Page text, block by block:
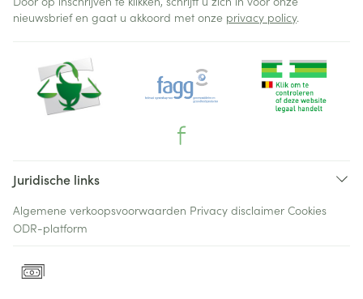
nieuwsbrief en gaat u akkoord met onze privacy policy.
Juridische links
Algemene verkoopsvoorwaarden Privacy disclaimer Cookies
ODR-platform